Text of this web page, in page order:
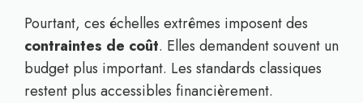
Pourtant, ces échelles extrêmes imposent des
contraintes de coût. Elles demandent souvent un
budget plus important. Les standards classiques
restent plus accessibles financièrement.